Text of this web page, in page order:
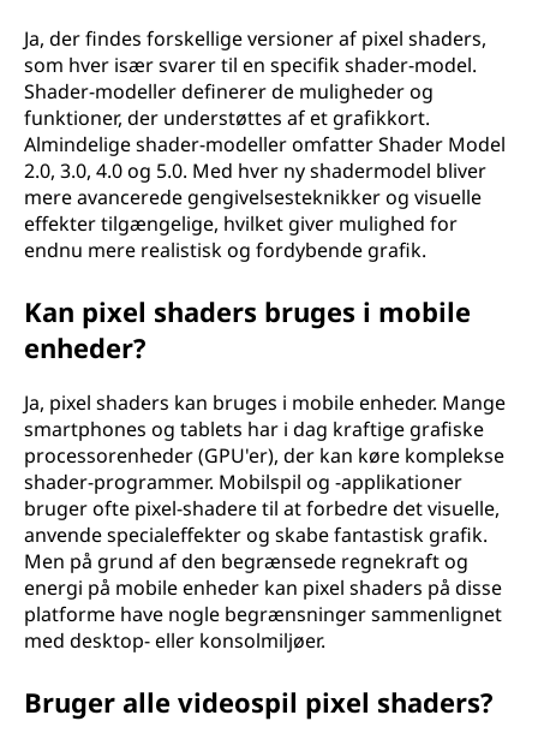
Ja, der findes forskellige versioner af pixel shaders,
som hver især svarer til en specifik shader-model.
Shader-modeller definerer de muligheder og
funktioner, der understøttes af et grafikkort.
Almindelige shader-modeller omfatter Shader Model
2.0, 3.0, 4.0 og 5.0. Med hver ny shadermodel bliver
mere avancerede gengivelsesteknikker og visuelle
effekter tilgængelige, hvilket giver mulighed for
endnu mere realistisk og fordybende grafik.
Kan pixel shaders bruges i mobile
enheder?
Ja, pixel shaders kan bruges i mobile enheder. Mange
smartphones og tablets har i dag kraftige grafiske
processorenheder (GPU'er), der kan køre komplekse
shader-programmer. Mobilspil og -applikationer
bruger ofte pixel-shadere til at forbedre det visuelle,
anvende specialeffekter og skabe fantastisk grafik.
Men på grund af den begrænsede regnekraft og
energi på mobile enheder kan pixel shaders på disse
platforme have nogle begrænsninger sammenlignet
med desktop- eller konsolmiljøer.
Bruger alle videospil pixel shaders?